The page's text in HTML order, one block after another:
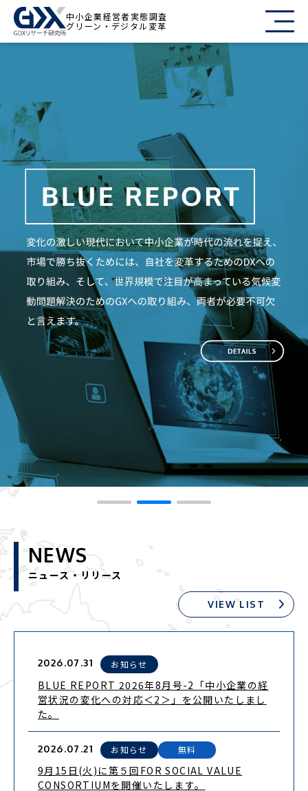
中小企業経営者実態調査
グリーン・デジタル変革
NEWS
ニュース・リリース
VIEW LIST
2026.07.31 お知らせ
BLUE REPORT 2026年8月号-2「中小企業の経
営状況の変化への対応＜2＞」を公開いたしまし
た。
2026.07.21 お知らせ 無料
9月15日(火)に第５回FOR SOCIAL VALUE
CONSORTIUMを開催いたします。